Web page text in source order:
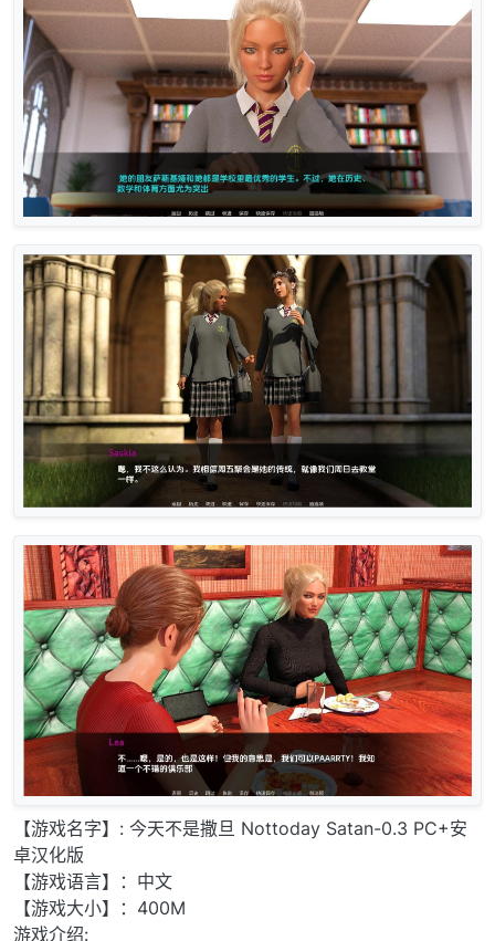
【游戏名字】: 今天不是撒旦 Nottoday Satan-0.3 PC+安
卓汉化版
【游戏语言】：中文
【游戏大小】：400M
游戏介绍: